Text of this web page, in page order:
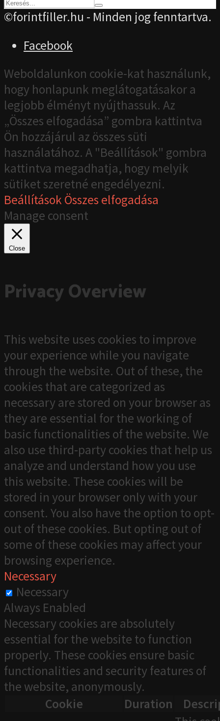
©forintfiller.hu - Minden jog fenntartva.
Facebook
Weboldalunkon cookie-kat használunk,
hogy honlapunk meglátogatásakor a
legjobb élményt nyújthassuk. Az
„Összes elfogadása” gombra kattintva
Ön hozzájárul az összes süti
használatához. A "Beállítások" gombra
kattintva megadhatja, hogy melyik
sütiket szeretné engedélyezni.
BeállításokÖsszes elfogadása
Manage consent
Close
Privacy Overview
This website uses cookies to improve
your experience while you navigate
through the website. Out of these, the
cookies that are categorized as
necessary are stored on your browser as
they are essential for the working of
basic functionalities of the website. We
also use third-party cookies that help us
analyze and understand how you use
this website. These cookies will be
stored in your browser only with your
consent. You also have the option to opt-
out of these cookies. But opting out of
some of these cookies may affect your
browsing experience.
Necessary
Necessary
Always Enabled
Necessary cookies are absolutely
essential for the website to function
properly. These cookies ensure basic
functionalities and security features of
the website, anonymously.
Cookie
Duration